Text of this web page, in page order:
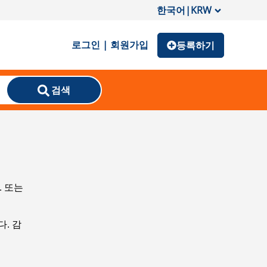
한국어|KRW
로그인 | 회원가입 등록하기
검색
또는
. 감